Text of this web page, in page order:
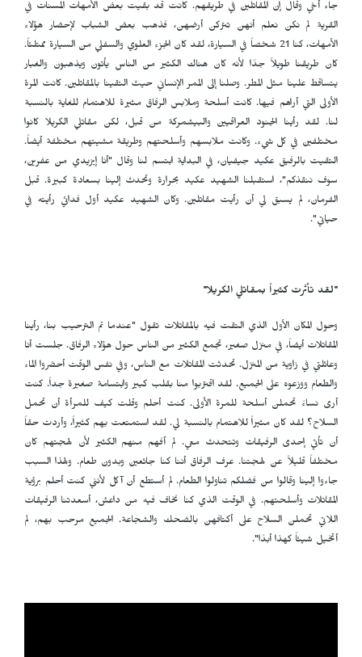
جاء أخي وقال إن المقاتلين في طريقهم. كانت قد بقيت بعض الأمهات المسنات في
القرية لم نكن نعلم أنهن تتركن أرضهن، فذهب بعض الشباب لإحضار هؤلاء
الأمهات، كنا 21 شخصاً في السيارة، لقد كان الجزء العلوي والسفلي من السيارة ممتلئاً.
كان طريقنا طويلاً جدًا لأنه كان هناك الكثير من الناس يأتون ويذهبون والغبار
يتساقط علينا مثل المطر. وصلنا إلى الممر الإنساني حيث التقينا بالمقاتلين. كانت المرة
الأولى التي أراهم فيها. كانت أسلحة وملابس الرفاق مثيرة للاهتمام للغاية بالنسبة
لنا. لقد رأينا الجنود العراقيين والبيشمركة من قبل، لكن مقاتلي الكريلا كانوا
مختلفين في كل شيء. وكانت ملابسهم وأسلحتهم وطريقة مشيتهم مختلفة أيضاً.
التقيت بالرفيق عكيد جيفيان، في البداية ابتسم لنا وقال "أنا إيزيدي من عفرين،
سوف ننقذكم"، استقبلنا الشهيد عكيد بحرارة وتحدث إلينا بسعادة كبيرة. قبل
الفرمان، لم يسبق لي أن رأيت مقاتلين. وكان الشهيد عكيد أول فدائي رأيته في
حياتي".
"لقد تأثرت كثيراً بمقاتلي الكريلا"
وحول المكان الأول الذي التقت فيه بالمقاتلات تقول "عندما تم الترحيب بنا، رأينا
المقاتلات أيضاً، في منزل صغير، تجمع الكثير من الناس حول هؤلاء الرفاق. جلست أنا
وعائلتي في زاوية من المنزل. تحدثت المقاتلات مع الناس، وفي نفس الوقت أحضروا الماء
والطعام ووزعوه على الجميع. لقد اقتربوا منا بقلب كبير وابتسامة صغيرة جداً. كنت
أرى نساءً تحملن أسلحة للمرة الأولى. كنت أحلم وقلت كيف للمرأة أن تحمل
السلاح؟ لقد كان مثيراً للاهتمام بالنسبة لي. لقد استمتعت بهم كثيراً، وأردت حقاً
أن تأتي إحدى الرفيقات وتتحدث معي. لم أفهم منهم الكثير لأن لهجتهم كان
مختلفاً قليلاً عن لهجتنا. عرف الرفاق أننا كنا جائعين وبدون طعام. ولهذا السبب
جاءوا إلينا وقالوا من فضلكم تناولوا الطعام. لم أستطع أن آكل لأنني كنت أحلم برؤية
المقاتلات وأسلحتهم. في الوقت الذي كنا نخاف فيه من داعش، أسعدتنا الرفيقات
اللاتي تحملن السلاح على أكتافهن بالضحك والشجاعة. الجميع مرحب بهم، لم
أتخيل شيئاً كهذا أبدًا".